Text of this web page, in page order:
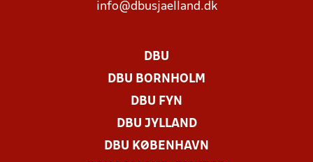
info@dbusjaelland.dk
DBU
DBU BORNHOLM
DBU FYN
DBU JYLLAND
DBU KØBENHAVN